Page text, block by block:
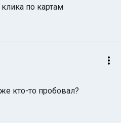
по картам
кто-то пробовал?